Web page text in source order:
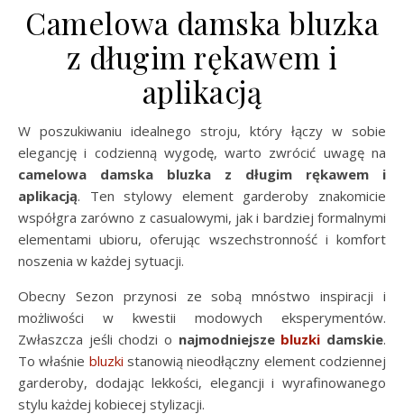
Camelowa damska bluzka
z długim rękawem i
aplikacją
W poszukiwaniu idealnego stroju, który łączy w sobie
elegancję i codzienną wygodę, warto zwrócić uwagę na
camelowa damska bluzka z długim rękawem i
aplikacją. Ten stylowy element garderoby znakomicie
współgra zarówno z casualowymi, jak i bardziej formalnymi
elementami ubioru, oferując wszechstronność i komfort
noszenia w każdej sytuacji.
Obecny Sezon przynosi ze sobą mnóstwo inspiracji i
możliwości w kwestii modowych eksperymentów.
Zwłaszcza jeśli chodzi o najmodniejsze bluzki damskie.
To właśnie bluzki stanowią nieodłączny element codziennej
garderoby, dodając lekkości, elegancji i wyrafinowanego
stylu każdej kobiecej stylizacji.